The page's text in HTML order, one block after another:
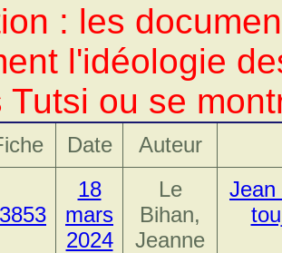
: les
l'idéologie
Tutsi ou se
Date Auteur
18
mars
2024
Le
Bihan,
Jeanne
Jean